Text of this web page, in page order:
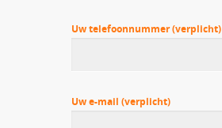
Uw telefoonnummer (verplicht)
Uw e-mail (verplicht)